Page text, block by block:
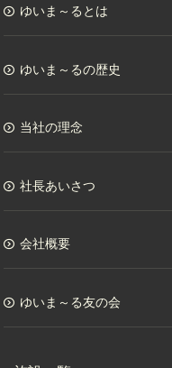
ゆいま～るとは
ゆいま～るの歴史
当社の理念
社長あいさつ
会社概要
ゆいま～る友の会